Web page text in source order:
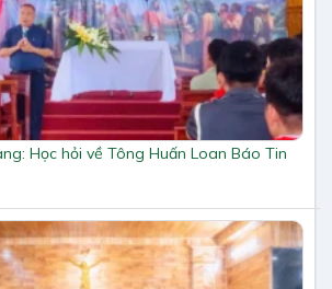
Học hỏi về Tông Huấn Loan Báo Tin